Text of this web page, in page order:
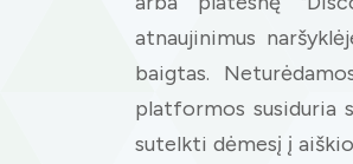
atnaujinimus
baigtas.
platformos susiduria
sutelkti dėmesį į